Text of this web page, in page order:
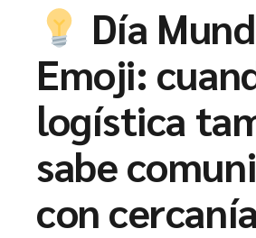
Día
Emoji:
logística
sabe
con cercanía